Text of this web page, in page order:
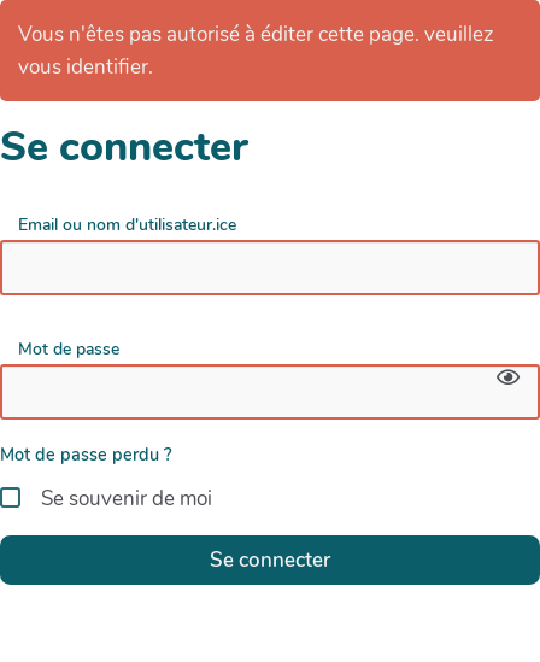
Vous n'êtes pas autorisé à éditer cette page. veuillez
vous identifier.
Se connecter
Email ou nom d'utilisateur.ice
Mot de passe
Mot de passe perdu ?
Se souvenir de moi
Se connecter